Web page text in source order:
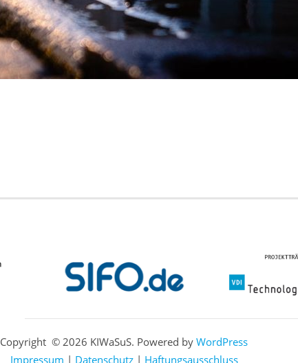
Copyright © 2026 KIWaSuS. Powered by WordPress
Impressum | Datenschutz| Haftungsausschluss